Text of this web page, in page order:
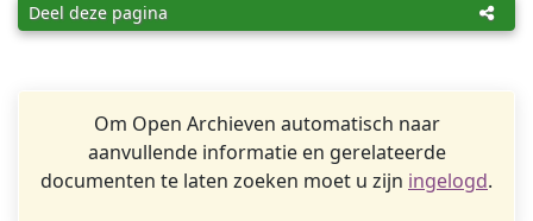
Deel deze pagina
Om Open Archieven automatisch naar
aanvullende informatie en gerelateerde
documenten te laten zoeken moet u zijn ingelogd.